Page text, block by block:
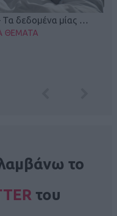
Τα δεδομένα μίας …
ΘΕΜΑΤΑ
το
του